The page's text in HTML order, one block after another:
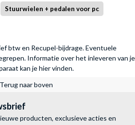
Stuurwielen + pedalen voor pc
btw en Recupel-bijdrage. Eventuele
Informatie over het inleveren van je
kan je hier vinden.
Terug naar boven
producten, exclusieve acties en